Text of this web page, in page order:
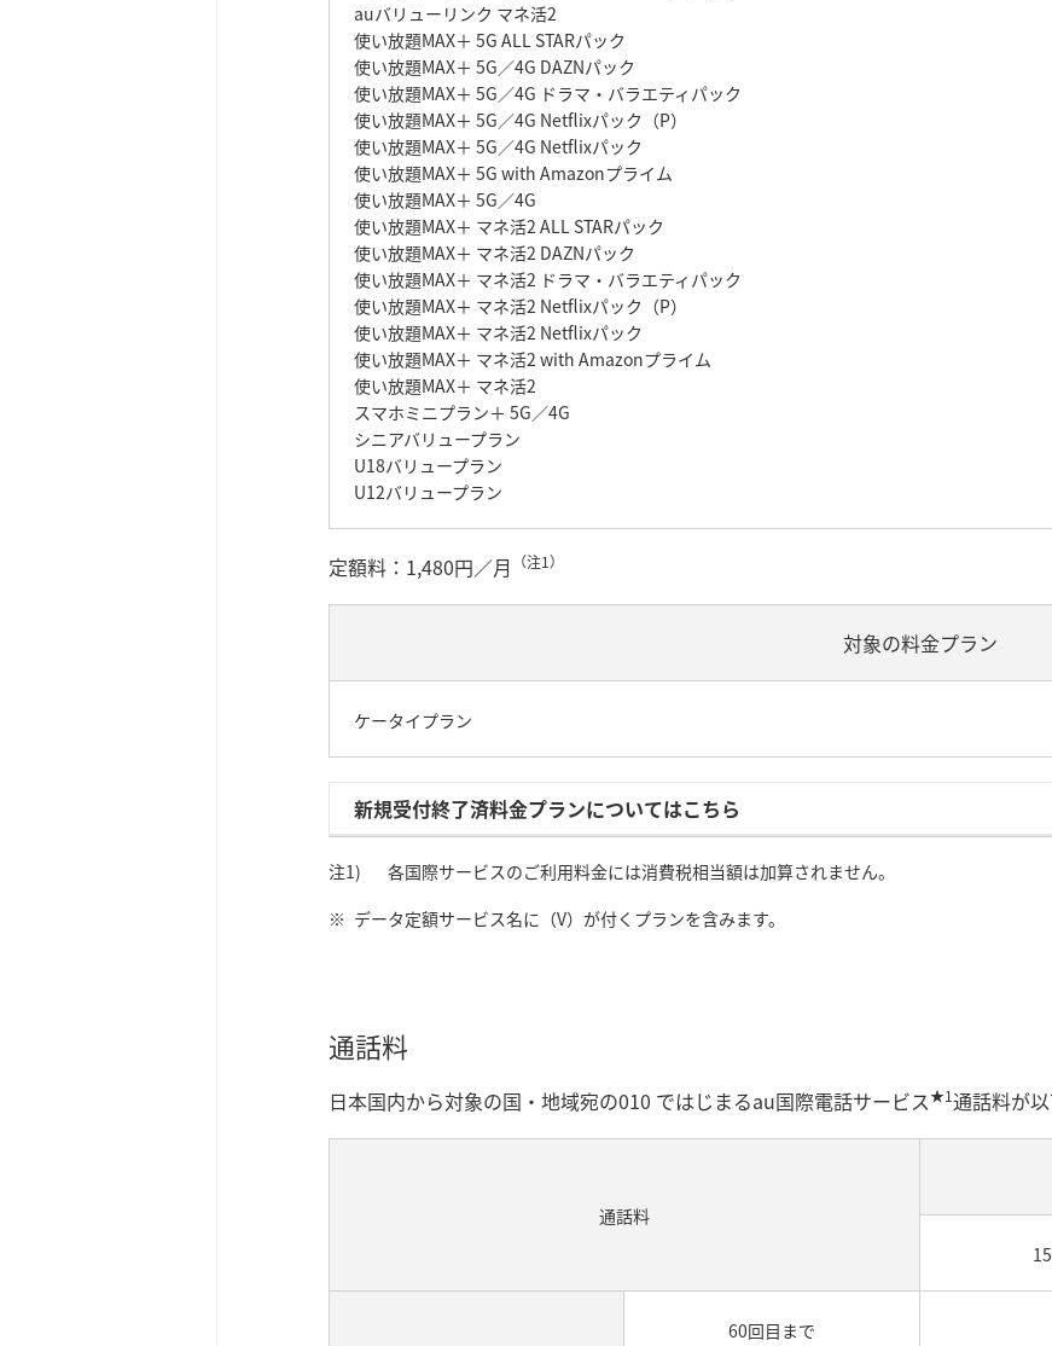
auバリューリンク マネ活2
使い放題MAX＋ 5G ALL STARパック
使い放題MAX＋ 5G／4G DAZNパック
使い放題MAX＋ 5G／4G ドラマ・バラエティパック
使い放題MAX＋ 5G／4G Netflixパック（P）
使い放題MAX＋ 5G／4G Netflixパック
使い放題MAX＋ 5G with Amazonプライム
使い放題MAX＋ 5G／4G
使い放題MAX＋ マネ活2 ALL STARパック
使い放題MAX＋ マネ活2 DAZNパック
使い放題MAX＋ マネ活2 ドラマ・バラエティパック
使い放題MAX＋ マネ活2 Netflixパック（P）
使い放題MAX＋ マネ活2 Netflixパック
使い放題MAX＋ マネ活2 with Amazonプライム
使い放題MAX＋ マネ活2
スマホミニプラン＋ 5G／4G
シニアバリュープラン
U18バリュープラン
U12バリュープラン
定額料：1,480円／月 （注1）
対象の料金プラン
ケータイプラン
新規受付終了済料金プランについてはこちら
各国際サービスのご利用料金には消費税相当額は加算されません。
データ定額サービス名に（V）が付くプランを含みます。
通話料
日本国内から対象の国・地域宛の010 ではじまるau国際電話サービス★1通話料が以
通話料​
60回目まで